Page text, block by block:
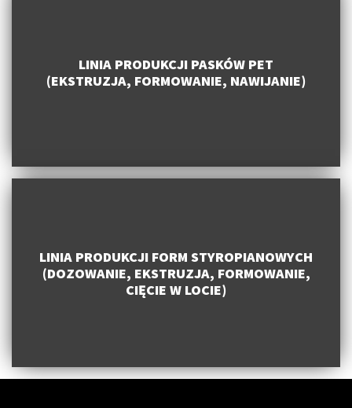
LINIA PRODUKCJI PASKÓW PET
(EKSTRUZJA, FORMOWANIE, NAWIJANIE)
LINIA PRODUKCJI FORM STYROPIANOWYCH
(DOZOWANIE, EKSTRUZJA, FORMOWANIE,
CIĘCIE W LOCIE)